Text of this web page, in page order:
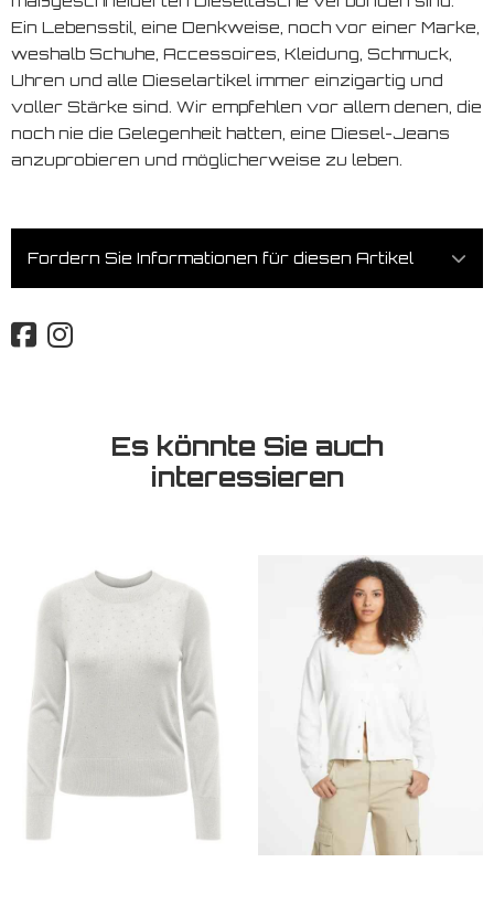
Ein Lebensstil, eine Denkweise, noch vor einer Marke,
weshalb Schuhe, Accessoires, Kleidung, Schmuck,
Uhren und alle Dieselartikel immer einzigartig und
voller Stärke sind. Wir empfehlen vor allem denen, die
noch nie die Gelegenheit hatten, eine Diesel-Jeans
anzuprobieren und möglicherweise zu leben.
Fordern Sie Informationen für diesen Artikel
Es könnte Sie auch
interessieren